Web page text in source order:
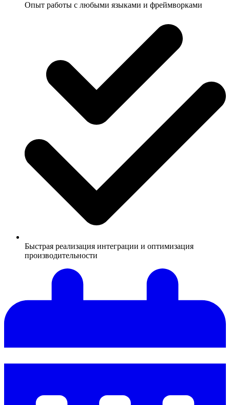
Опыт работы с любыми языками и фреймворками
Быстрая реализация интеграции и оптимизация
производительности